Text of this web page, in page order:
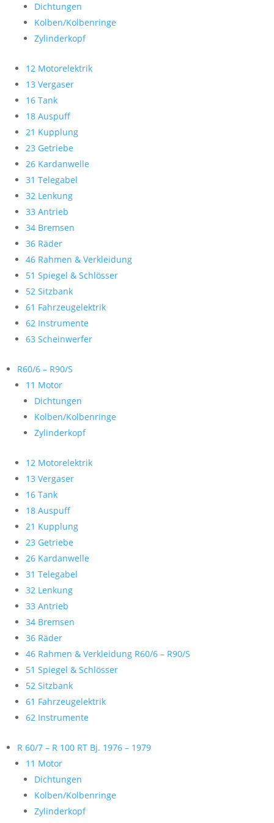
Dichtungen
Kolben/Kolbenringe
Zylinderkopf
12 Motorelektrik
13 Vergaser
16 Tank
18 Auspuff
21 Kupplung
23 Getriebe
26 Kardanwelle
31 Telegabel
32 Lenkung
33 Antrieb
34 Bremsen
36 Räder
46 Rahmen & Verkleidung
51 Spiegel & Schlösser
52 Sitzbank
61 Fahrzeugelektrik
62 Instrumente
63 Scheinwerfer
R60/6 – R90/S
11 Motor
Dichtungen
Kolben/Kolbenringe
Zylinderkopf
12 Motorelektrik
13 Vergaser
16 Tank
18 Auspuff
21 Kupplung
23 Getriebe
26 Kardanwelle
31 Telegabel
32 Lenkung
33 Antrieb
34 Bremsen
36 Räder
46 Rahmen & Verkleidung R60/6 – R90/S
51 Spiegel & Schlösser
52 Sitzbank
61 Fahrzeugelektrik
62 Instrumente
R 60/7 – R 100 RT Bj. 1976 – 1979
11 Motor
Dichtungen
Kolben/Kolbenringe
Zylinderkopf